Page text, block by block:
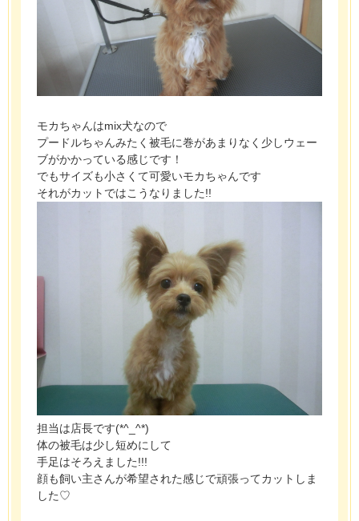
モカちゃんはmix犬なので
プードルちゃんみたく被毛に巻があまりなく少しウェー
ブがかかっている感じです！
でもサイズも小さくて可愛いモカちゃんです
それがカットではこうなりました!!
担当は店長です(*^_^*)
体の被毛は少し短めにして
手足はそろえました!!!
顔も飼い主さんが希望された感じで頑張ってカットしま
した♡